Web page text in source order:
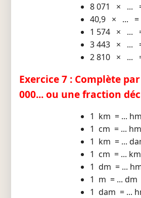
8 071 × ...
40,9 × ... =
1 574 × ...
3 443 × ...
2 810 × ...
Exercice 7 : Complète par
000... ou une fraction
1 km = ... hm
1 cm = ... hm
1 km = ...
1 cm = ... km
1 dm = ...
1 m = ... dm
1 dam = ...